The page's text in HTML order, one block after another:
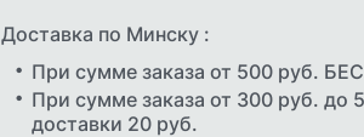
Доставка по Минску :
При сумме заказа от 500 руб.
При сумме заказа от 300 руб. до
доставки 20 руб.